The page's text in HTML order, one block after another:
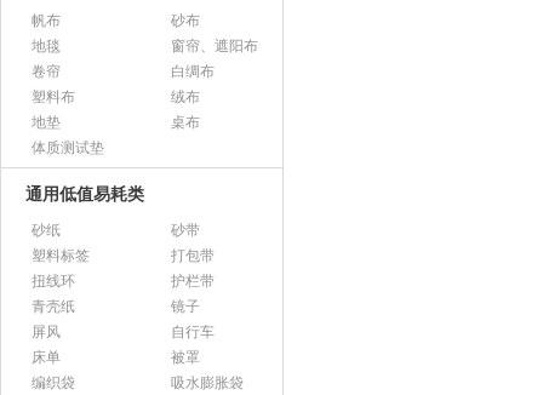
帆布
砂布
地毯
窗帘、遮阳布
卷帘
白绸布
塑料布
绒布
地垫
桌布
体质测试垫
通用低值易耗类
砂纸
砂带
塑料标签
打包带
扭线环
护栏带
青壳纸
镜子
屏风
自行车
床单
被罩
编织袋
吸水膨胀袋